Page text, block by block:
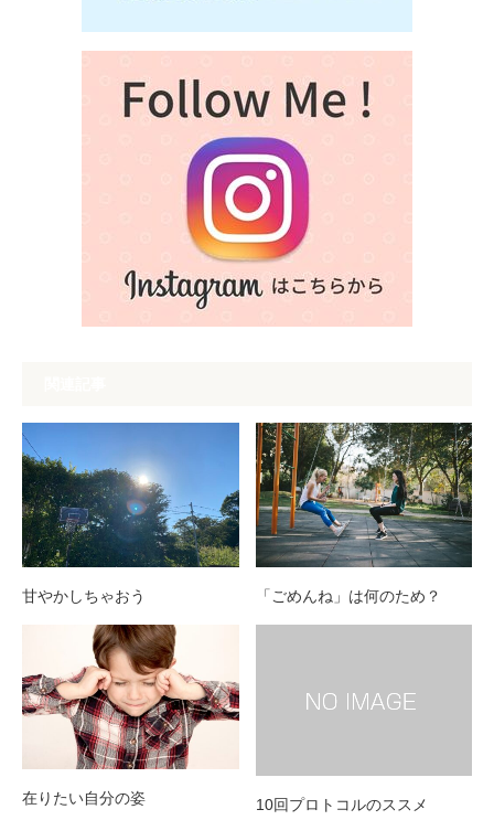
甘やかしちゃおう 「ごめんね」は何のため？
在りたい自分の姿 10回プロトコルのススメ